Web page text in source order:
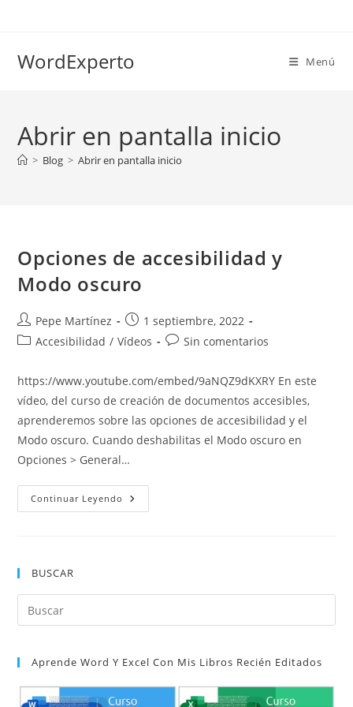
WordExperto Menú
Abrir en pantalla inicio
> Blog > Abrir en pantalla inicio
Opciones de accesibilidad y
Modo oscuro
Autor
de
Pepe Martínez
Publicación
de
1 septiembre, 2022
Categoría
la
entrada:
Accesibilidad / Vídeos
Comentarios
entrada:
Sin comentarios
https://www.youtube.com/embed/9aNQZ9dKXRY En este
vídeo, del curso de creación de documentos accesibles,
aprenderemos sobre las opciones de accesibilidad y el
Modo oscuro. Cuando deshabilitas el Modo oscuro en
Opciones > General…
Continuar Leyendo Opciones
De
BUSCAR
Aprende Word Y Excel Con Mis Libros Recién Editados